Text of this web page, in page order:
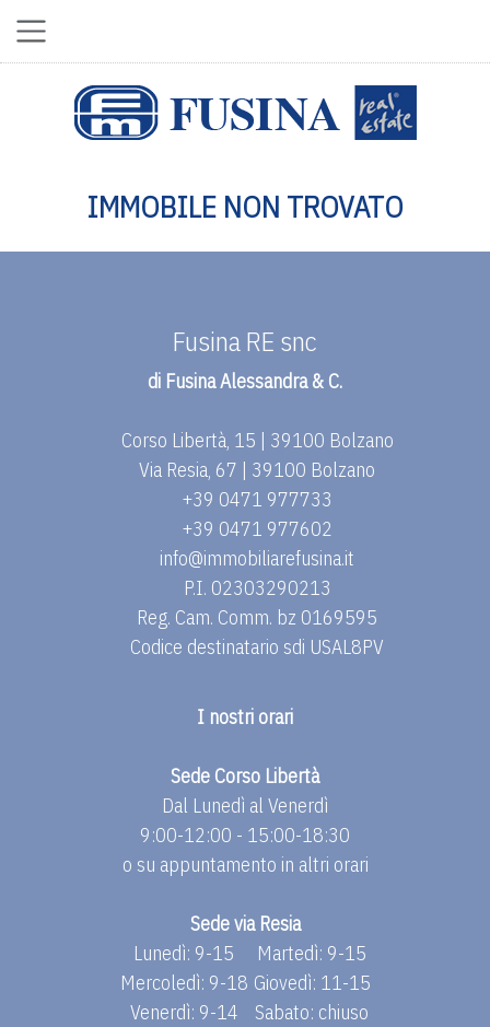
IMMOBILE NON TROVATO
Fusina RE snc
di Fusina Alessandra & C.
Corso Libertà, 15 | 39100 Bolzano
Via Resia, 67 | 39100 Bolzano
+39 0471 977733
+39 0471 977602
info@immobiliarefusina.it
P.I. 02303290213
Reg. Cam. Comm. bz 0169595
Codice destinatario sdi USAL8PV
I nostri orari
Sede Corso Libertà
Dal Lunedì al Venerdì
9:00-12:00 - 15:00-18:30
o su appuntamento in altri orari
Sede via Resia
Lunedì: 9-15
Martedì: 9-15
Mercoledì: 9-18 Giovedì: 11-15
Venerdì: 9-14
Sabato: chiuso